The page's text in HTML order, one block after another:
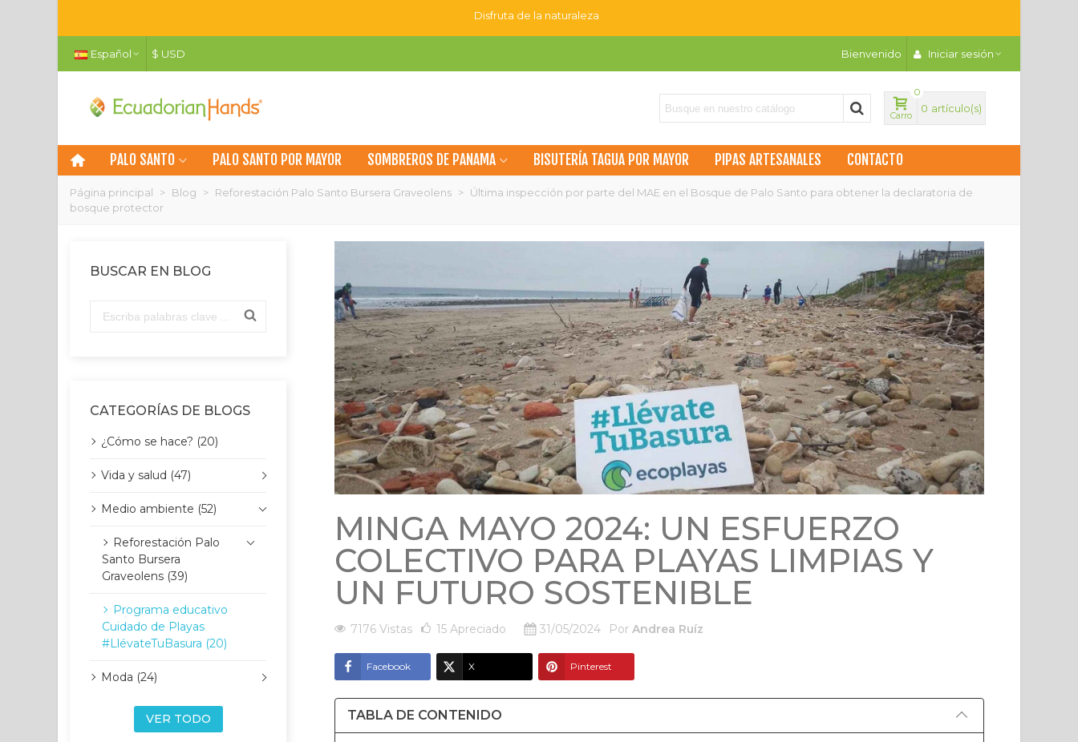
Disfruta de la naturaleza
Español $ USD Bienvenido Iniciar sesión
Carro
0
0 artículo(s)
PALO SANTO PALO SANTO POR MAYOR SOMBREROS DE PANAMA BISUTERÍA TAGUA POR MAYOR PIPAS ARTESANALES CONTACTO
Página principal > Blog > Reforestación Palo Santo Bursera Graveolens > Última inspección por parte del MAE en el Bosque de Palo Santo para obtener la declaratoria de
bosque protector
BUSCAR EN BLOG
CATEGORÍAS DE BLOGS
¿Cómo se hace? (20)
Vida y salud (47)
Medio ambiente (52)
Reforestación Palo
Santo Bursera
Graveolens (39)
Programa educativo
Cuidado de Playas
#LlévateTuBasura (20)
Moda (24)
VER TODO
MINGA MAYO 2024: UN ESFUERZO
COLECTIVO PARA PLAYAS LIMPIAS Y
UN FUTURO SOSTENIBLE
7176 Vistas 15 Apreciado 31/05/2024 Por Andrea Ruíz
Facebook X Pinterest
TABLA DE CONTENIDO